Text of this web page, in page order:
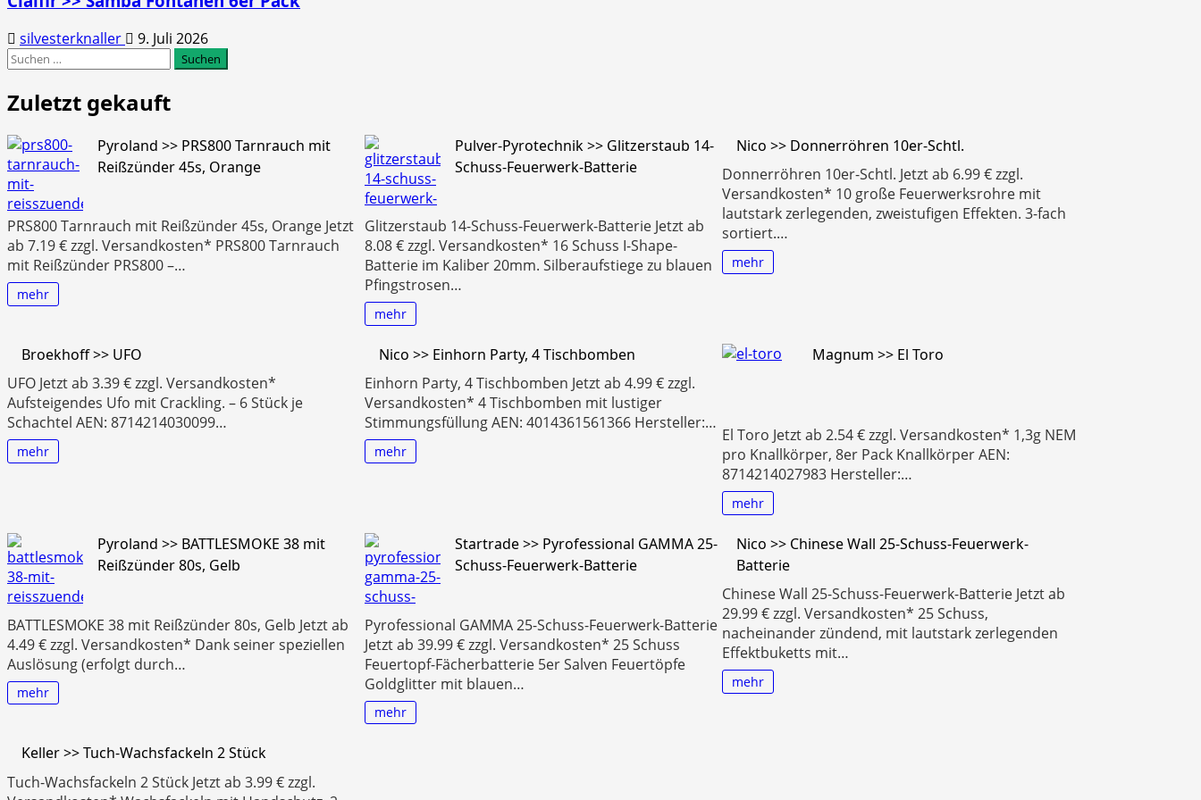
silvesterknaller
9. Juli 2026
Suchen
Zuletzt gekauft
Pyroland >> PRS800 Tarnrauch mit
Reißzünder 45s, Orange
PRS800 Tarnrauch mit Reißzünder 45s, Orange Jetzt
ab 7.19 € zzgl. Versandkosten* PRS800 Tarnrauch
mit Reißzünder PRS800 –…
mehr
Pulver-Pyrotechnik >> Glitzerstaub 14-
Schuss-Feuerwerk-Batterie
Glitzerstaub 14-Schuss-Feuerwerk-Batterie Jetzt ab
8.08 € zzgl. Versandkosten* 16 Schuss I-Shape-
Batterie im Kaliber 20mm. Silberaufstiege zu blauen
Pfingstrosen…
mehr
Nico >> Donnerröhren 10er-Schtl.
Donnerröhren 10er-Schtl. Jetzt ab 6.99 € zzgl.
Versandkosten* 10 große Feuerwerksrohre mit
lautstark zerlegenden, zweistufigen Effekten. 3-fach
sortiert.…
mehr
Broekhoff >> UFO
UFO Jetzt ab 3.39 € zzgl. Versandkosten*
Aufsteigendes Ufo mit Crackling. – 6 Stück je
Schachtel AEN: 8714214030099…
mehr
Nico >> Einhorn Party, 4 Tischbomben
Einhorn Party, 4 Tischbomben Jetzt ab 4.99 € zzgl.
Versandkosten* 4 Tischbomben mit lustiger
Stimmungsfüllung AEN: 4014361561366 Hersteller:…
mehr
Magnum >> El Toro
El Toro Jetzt ab 2.54 € zzgl. Versandkosten* 1,3g NEM
pro Knallkörper, 8er Pack Knallkörper AEN:
8714214027983 Hersteller:…
mehr
Pyroland >> BATTLESMOKE 38 mit
Reißzünder 80s, Gelb
BATTLESMOKE 38 mit Reißzünder 80s, Gelb Jetzt ab
4.49 € zzgl. Versandkosten* Dank seiner speziellen
Auslösung (erfolgt durch…
mehr
Startrade >> Pyrofessional GAMMA 25-
Schuss-Feuerwerk-Batterie
Pyrofessional GAMMA 25-Schuss-Feuerwerk-Batterie
Jetzt ab 39.99 € zzgl. Versandkosten* 25 Schuss
Feuertopf-Fächerbatterie 5er Salven Feuertöpfe
Goldglitter mit blauen…
mehr
Nico >> Chinese Wall 25-Schuss-Feuerwerk-
Batterie
Chinese Wall 25-Schuss-Feuerwerk-Batterie Jetzt ab
29.99 € zzgl. Versandkosten* 25 Schuss,
nacheinander zündend, mit lautstark zerlegenden
Effektbuketts mit…
mehr
Keller >> Tuch-Wachsfackeln 2 Stück
Tuch-Wachsfackeln 2 Stück Jetzt ab 3.99 € zzgl.